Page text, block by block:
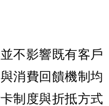
不影響既有客戶
消費回饋機制均
制度與折抵方式